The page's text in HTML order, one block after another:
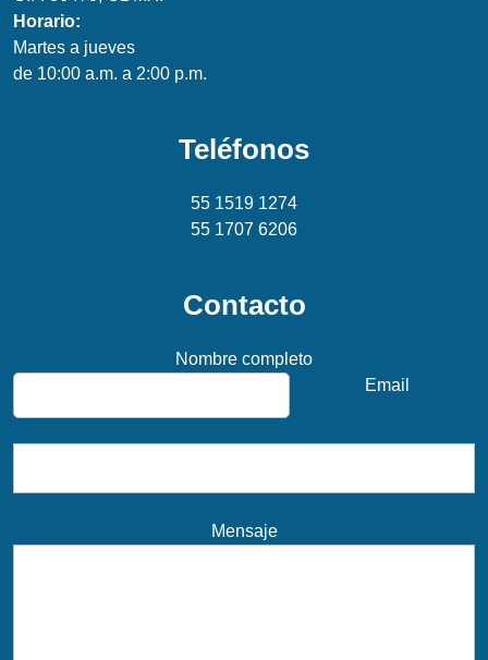
Horario:
Martes a jueves
de 10:00 a.m. a 2:00 p.m.
Teléfonos
55 1519 1274
55 1707 6206
Contacto
Nombre completo
Email
Mensaje